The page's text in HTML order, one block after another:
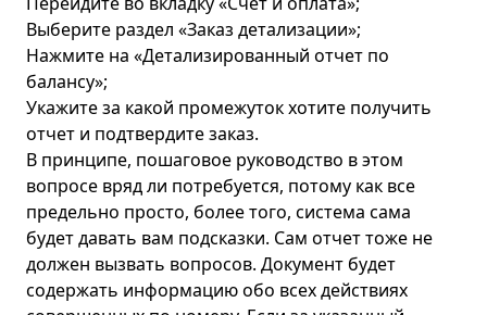
Выберите раздел «Заказ детализации»;
Нажмите на «Детализированный отчет по
балансу»;
Укажите за какой промежуток хотите получить
отчет и подтвердите заказ.
В принципе, пошаговое руководство в этом
вопросе вряд ли потребуется, потому как все
предельно просто, более того, система сама
будет давать вам подсказки. Сам отчет тоже не
должен вызвать вопросов. Документ будет
содержать информацию обо всех действиях